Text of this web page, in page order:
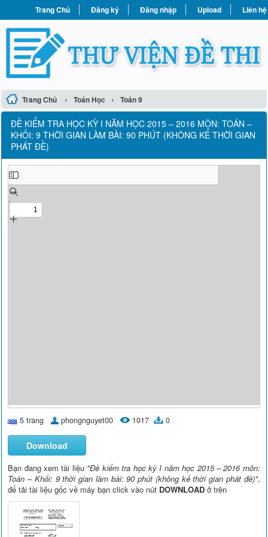
Trang Chủ Đăng ký Đăng nhập Upload Liên hệ
Trang Chủ › Toán Học › Toán 9
ĐỀ KIỂM TRA HỌC KỲ I NĂM HỌC 2015 – 2016 MÔN: TOÁN –
KHỐI: 9 THỜI GIAN LÀM BÀI: 90 PHÚT (KHÔNG KỂ THỜI GIAN
PHÁT ĐỀ)
5 trang phongnguyet00 1017 0
Download
Bạn đang xem tài liệu "Đề kiểm tra học kỳ I năm học 2015 – 2016 môn:
Toán – Khối: 9 thời gian làm bài: 90 phút (không kể thời gian phát đề)",
để tải tài liệu gốc về máy bạn click vào nút DOWNLOAD ở trên